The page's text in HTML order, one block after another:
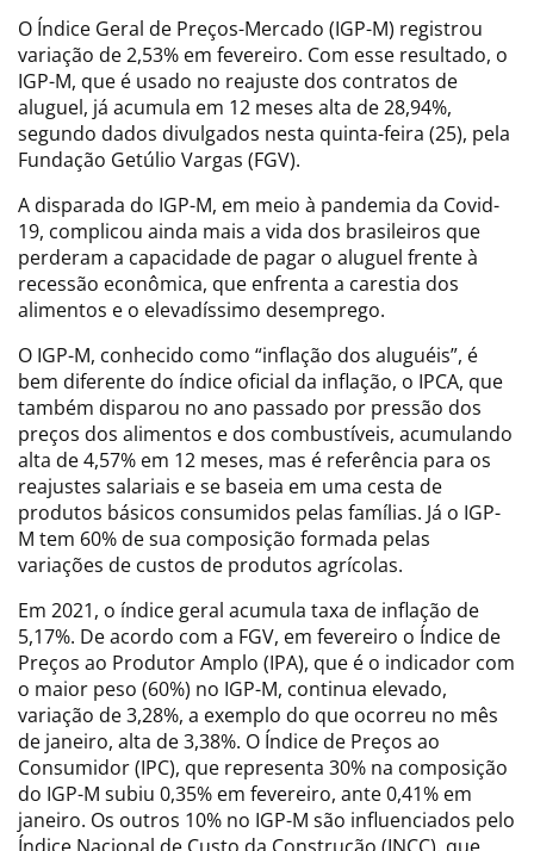
O Índice Geral de Preços-Mercado (IGP-M) registrou
variação de 2,53% em fevereiro. Com esse resultado, o
IGP-M, que é usado no reajuste dos contratos de
aluguel, já acumula em 12 meses alta de 28,94%,
segundo dados divulgados nesta quinta-feira (25), pela
Fundação Getúlio Vargas (FGV).
A disparada do IGP-M, em meio à pandemia da Covid-
19, complicou ainda mais a vida dos brasileiros que
perderam a capacidade de pagar o aluguel frente à
recessão econômica, que enfrenta a carestia dos
alimentos e o elevadíssimo desemprego.
O IGP-M, conhecido como “inflação dos aluguéis”, é
bem diferente do índice oficial da inflação, o IPCA, que
também disparou no ano passado por pressão dos
preços dos alimentos e dos combustíveis, acumulando
alta de 4,57% em 12 meses, mas é referência para os
reajustes salariais e se baseia em uma cesta de
produtos básicos consumidos pelas famílias. Já o IGP-
M tem 60% de sua composição formada pelas
variações de custos de produtos agrícolas.
Em 2021, o índice geral acumula taxa de inflação de
5,17%. De acordo com a FGV, em fevereiro o Índice de
Preços ao Produtor Amplo (IPA), que é o indicador com
o maior peso (60%) no IGP-M, continua elevado,
variação de 3,28%, a exemplo do que ocorreu no mês
de janeiro, alta de 3,38%. O Índice de Preços ao
Consumidor (IPC), que representa 30% na composição
do IGP-M subiu 0,35% em fevereiro, ante 0,41% em
janeiro. Os outros 10% no IGP-M são influenciados pelo